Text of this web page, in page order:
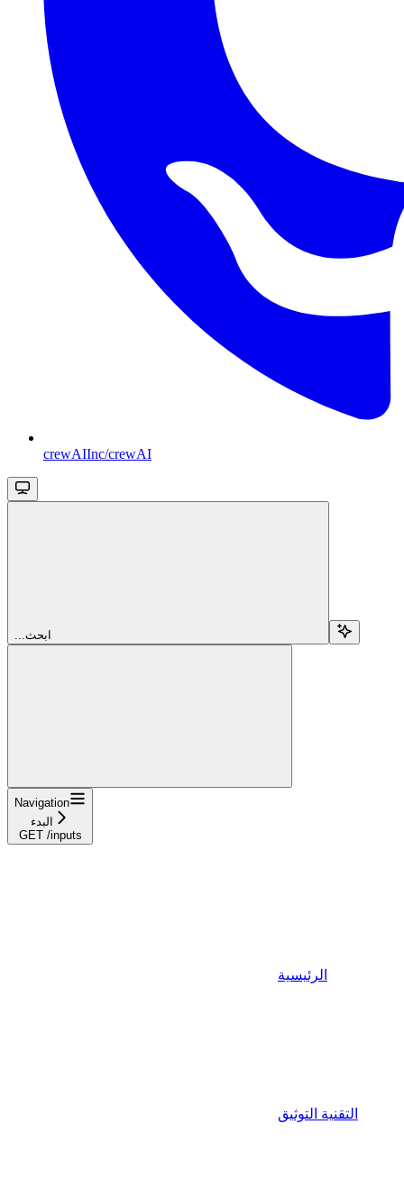
crewAIInc/crewAI
...ابحث
Navigation
البدء
GET /inputs
الرئيسية
التقنية التوثيق